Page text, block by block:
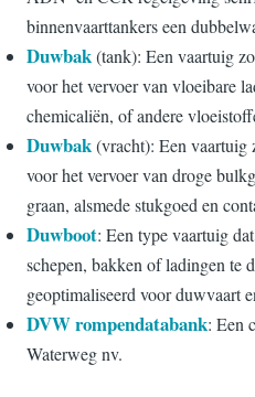
binnenvaarttankers een
Duwbak(tank): Een vaartuig
voor het vervoer van vloeibare
chemicaliën, of andere
Duwbak(vracht): Een vaartuig
voor het vervoer van droge
graan, alsmede stukgoed en
Duwboot: Een type vaartuig
schepen, bakken of ladingen te
geoptimaliseerd voor duwvaart
DVW rompendatabank: Een
Waterweg nv.